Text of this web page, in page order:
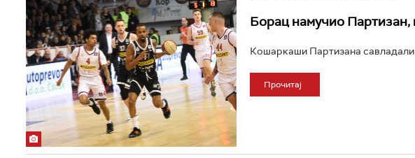
Борац намучио Партизан,
Кошаркаши Партизана савладали
Прочитај